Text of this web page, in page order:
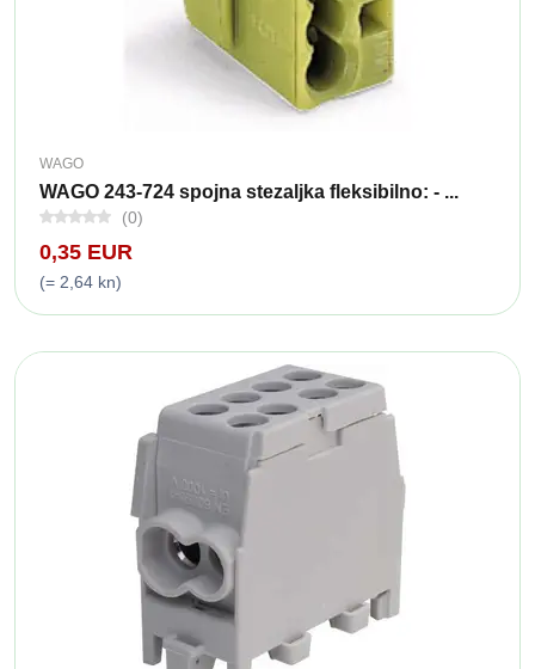
WAGO
WAGO 243-724 spojna stezaljka fleksibilno: - ...
(0)
0,35 EUR
(= 2,64 kn)